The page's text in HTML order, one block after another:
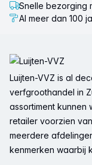
Snelle bezorging
Al meer dan 100
Luijten-VVZ is al
verfgroothandel in
assortiment kunnen
retailer voorzien
meerdere
kenmerken waarbij